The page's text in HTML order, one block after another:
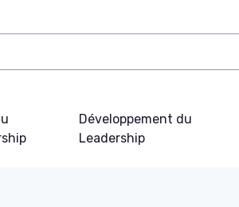
Développement du
Leadership